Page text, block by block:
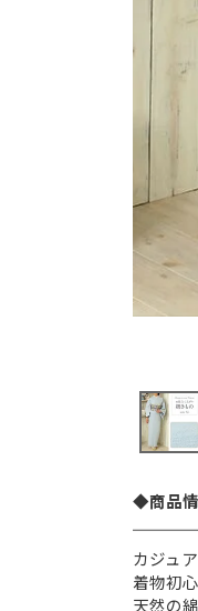
◆商品
カジュ
着物初
天然の